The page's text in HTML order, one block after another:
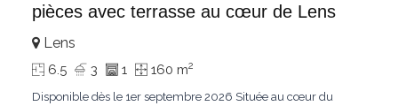
pièces avec terrasse au cœur de Lens
Lens
6.5 3 1 160 m2
Disponible dès le 1er septembre 2026 Située au cœur du